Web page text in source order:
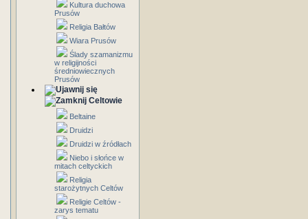
Kultura duchowa
Prusów
Religia Bałtów
Wiara Prusów
Ślady szamanizmu
w religijności
średniowiecznych
Prusów
Celtowie
Beltaine
Druidzi
Druidzi w źródłach
Niebo i słońce w
mitach celtyckich
Religia
starożytnych Celtów
Religie Celtów -
zarys tematu